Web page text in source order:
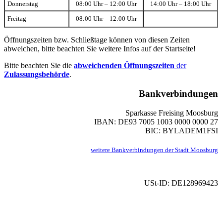
Donnerstag 08:00 Uhr – 12:00 Uhr 14:00 Uhr – 18:00 Uhr
Freitag 08:00 Uhr – 12:00 Uhr
Öffnungszeiten bzw. Schließtage können von diesen Zeiten
abweichen, bitte beachten Sie weitere Infos auf der Startseite!
Bitte beachten Sie die abweichenden Öffnungszeiten der
Zulassungsbehörde.
Bankverbindungen
Sparkasse Freising Moosburg
IBAN: DE93 7005 1003 0000 0000 27
BIC: BYLADEM1FSI
weitere Bankverbindungen der Stadt Moosburg
USt-ID: DE128969423